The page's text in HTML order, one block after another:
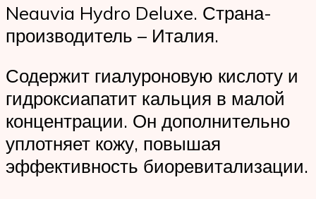
Neauvia Hydro Deluxe. Страна-
производитель – Италия.
Содержит гиалуроновую кислоту и
гидроксиапатит кальция в малой
концентрации. Он дополнительно
уплотняет кожу, повышая
эффективность биоревитализации.